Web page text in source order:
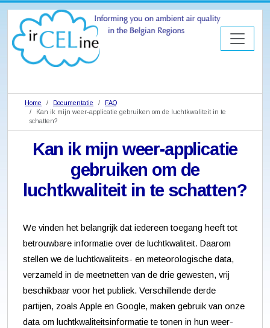
Home Documentatie
FAQ
Kan ik mijn weer-applicatie gebruiken om de luchtkwaliteit in te
schatten?
Kan ik mijn weer-applicatie
gebruiken om de
luchtkwaliteit in te schatten?
We vinden het belangrijk dat iedereen toegang heeft tot
betrouwbare informatie over de luchtkwaliteit. Daarom
stellen we de luchtkwaliteits- en meteorologische data,
verzameld in de meetnetten van de drie gewesten, vrij
beschikbaar voor het publiek. Verschillende derde
partijen, zoals Apple en Google, maken gebruik van onze
data om luchtkwaliteitsinformatie te tonen in hun weer-